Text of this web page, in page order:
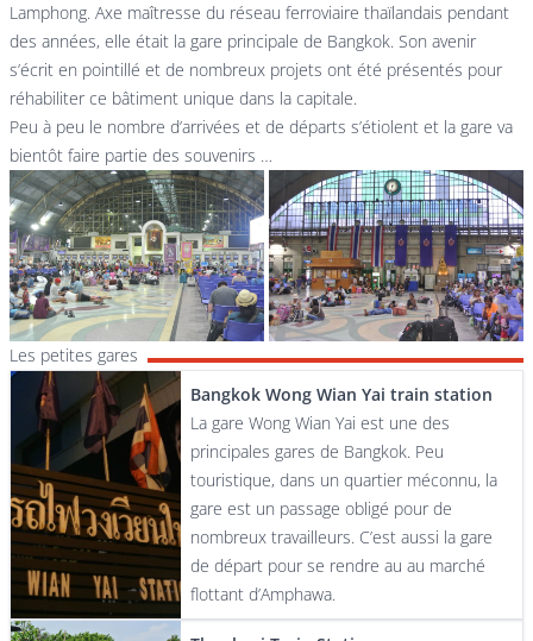
Lamphong. Axe maîtresse du réseau ferroviaire thaïlandais pendant
des années, elle était la gare principale de Bangkok. Son avenir
s’écrit en pointillé et de nombreux projets ont été présentés pour
réhabiliter ce bâtiment unique dans la capitale.
Peu à peu le nombre d’arrivées et de départs s’étiolent et la gare va
bientôt faire partie des souvenirs …
Les petites gares
Bangkok Wong Wian Yai train station
La gare Wong Wian Yai est une des
principales gares de Bangkok. Peu
touristique, dans un quartier méconnu, la
gare est un passage obligé pour de
nombreux travailleurs. C’est aussi la gare
de départ pour se rendre au au marché
flottant d’Amphawa.